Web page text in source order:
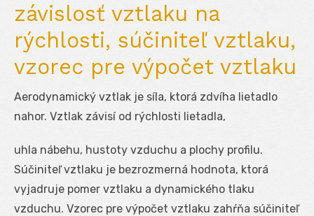
závislosť vztlaku na
rýchlosti, súčiniteľ vztlaku,
vzorec pre výpočet vztlaku
Aerodynamický vztlak je síla, ktorá zdvíha lietadlo
nahor. Vztlak závisí od rýchlosti lietadla,
uhla nábehu, hustoty vzduchu a plochy profilu.
Súčiniteľ vztlaku je bezrozmerná hodnota, ktorá
vyjadruje pomer vztlaku a dynamického tlaku
vzduchu. Vzorec pre výpočet vztlaku zahŕňa súčiniteľ